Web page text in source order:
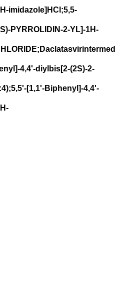
imidazole]HCl;5,5-
PYRROLIDIN-2-YL]-1H-
4,4'-diylbis[2-(2S)-2-
[1,1'-Biphenyl]-4,4'-